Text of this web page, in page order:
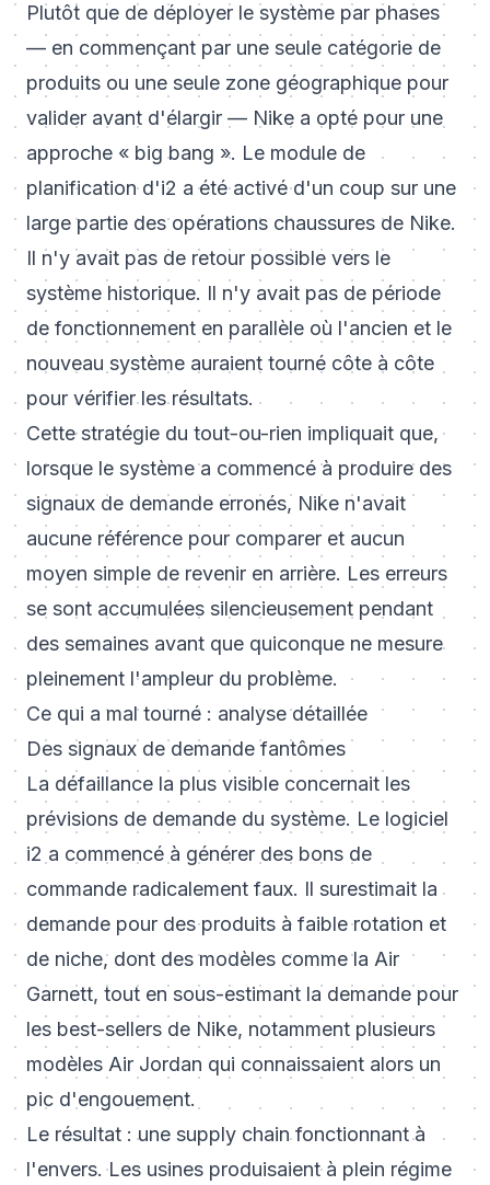
Plutôt que de déployer le système par phases
— en commençant par une seule catégorie de
produits ou une seule zone géographique pour
valider avant d'élargir — Nike a opté pour une
approche « big bang ». Le module de
planification d'i2 a été activé d'un coup sur une
large partie des opérations chaussures de Nike.
Il n'y avait pas de retour possible vers le
système historique. Il n'y avait pas de période
de fonctionnement en parallèle où l'ancien et le
nouveau système auraient tourné côte à côte
pour vérifier les résultats.
Cette stratégie du tout-ou-rien impliquait que,
lorsque le système a commencé à produire des
signaux de demande erronés, Nike n'avait
aucune référence pour comparer et aucun
moyen simple de revenir en arrière. Les erreurs
se sont accumulées silencieusement pendant
des semaines avant que quiconque ne mesure
pleinement l'ampleur du problème.
Ce qui a mal tourné : analyse détaillée
Des signaux de demande fantômes
La défaillance la plus visible concernait les
prévisions de demande du système. Le logiciel
i2 a commencé à générer des bons de
commande radicalement faux. Il surestimait la
demande pour des produits à faible rotation et
de niche, dont des modèles comme la Air
Garnett, tout en sous-estimant la demande pour
les best-sellers de Nike, notamment plusieurs
modèles Air Jordan qui connaissaient alors un
pic d'engouement.
Le résultat : une supply chain fonctionnant à
l'envers. Les usines produisaient à plein régime